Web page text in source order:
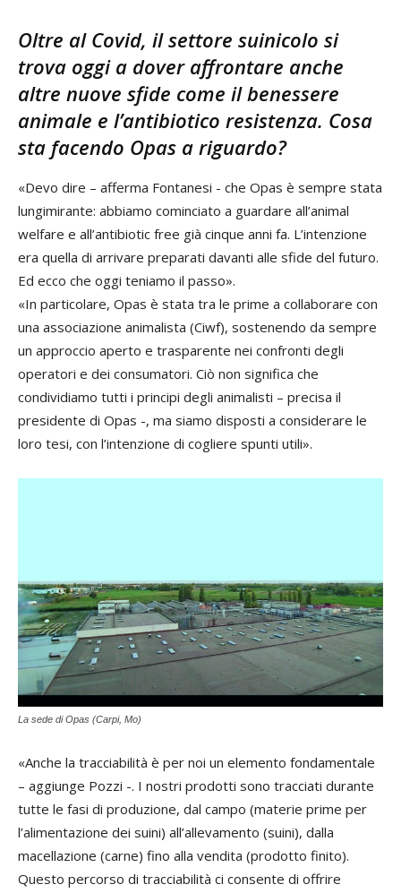
Oltre al Covid, il settore suinicolo si
trova oggi a dover affrontare anche
altre nuove sfide come il benessere
animale e l’antibiotico resistenza. Cosa
sta facendo Opas a riguardo?
«Devo dire – afferma Fontanesi - che Opas è sempre stata
lungimirante: abbiamo cominciato a guardare all’animal
welfare e all’antibiotic free già cinque anni fa. L’intenzione
era quella di arrivare preparati davanti alle sfide del futuro.
Ed ecco che oggi teniamo il passo».
«In particolare, Opas è stata tra le prime a collaborare con
una associazione animalista (Ciwf), sostenendo da sempre
un approccio aperto e trasparente nei confronti degli
operatori e dei consumatori. Ciò non significa che
condividiamo tutti i principi degli animalisti – precisa il
presidente di Opas -, ma siamo disposti a considerare le
loro tesi, con l’intenzione di cogliere spunti utili».
La sede di Opas (Carpi, Mo)
«Anche la tracciabilità è per noi un elemento fondamentale
– aggiunge Pozzi -. I nostri prodotti sono tracciati durante
tutte le fasi di produzione, dal campo (materie prime per
l’alimentazione dei suini) all’allevamento (suini), dalla
macellazione (carne) fino alla vendita (prodotto finito).
Questo percorso di tracciabilità ci consente di offrire